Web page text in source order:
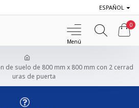
ESPAÑOL
0
de suelo de 800 mm x 800 mm con 2 cerrad
uras de puerta